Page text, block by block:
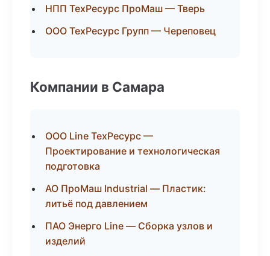
НПП ТехРесурс ПроМаш — Тверь
ООО ТехРесурс Групп — Череповец
Компании в Самара
ООО Line ТехРесурс —
Проектирование и технологическая
подготовка
АО ПроМаш Industrial — Пластик:
литьё под давлением
ПАО Энерго Line — Сборка узлов и
изделий